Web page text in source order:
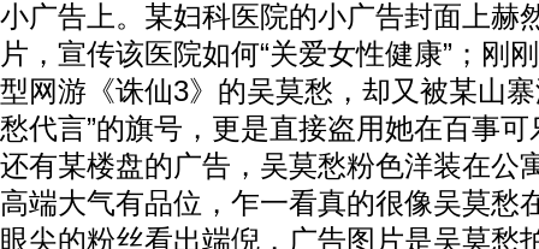
小广告上。某妇科医院的小广告封面上赫
片，宣传该医院如何“关爱女性健康”；刚
型网游《诛仙3》的吴莫愁，却又被某山
愁代言”的旗号，更是直接盗用她在百事
还有某楼盘的广告，吴莫愁粉色洋装在公
高端大气有品位，乍一看真的很像吴莫愁
眼尖的粉丝看出端倪，广告图片是吴莫愁